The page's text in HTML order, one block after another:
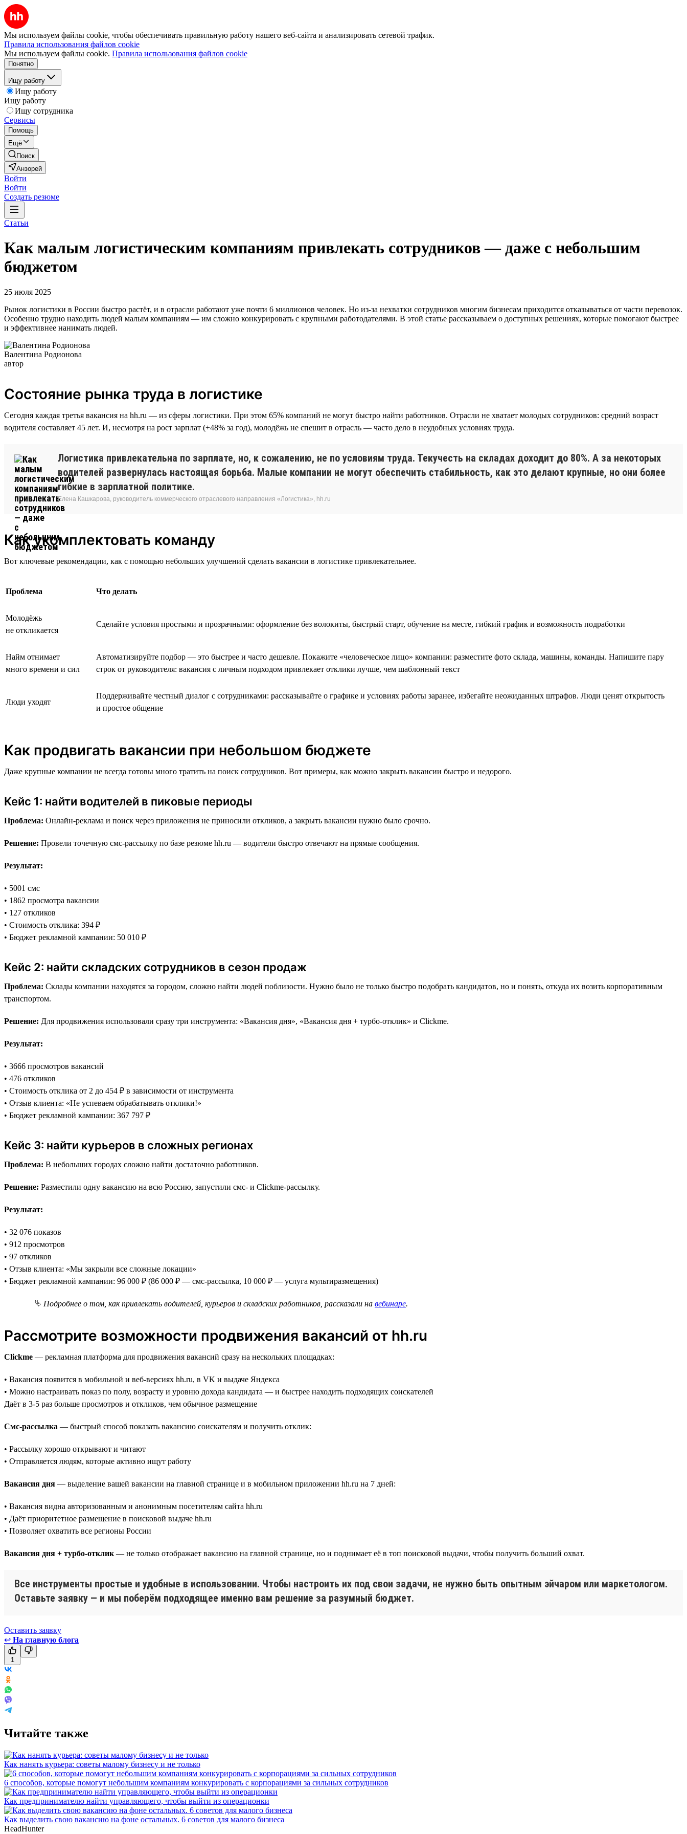
Мы используем файлы cookie, чтобы обеспечивать правильную работу нашего веб-сайта и анализировать сетевой трафик.
Правила использования файлов cookie
Мы используем файлы cookie. Правила использования файлов cookie
Понятно
Ищу работу
Ищу работу
Ищу работу
Ищу сотрудника
Сервисы
Помощь
Ещё
Поиск
Анзорей
Войти
Войти
Создать резюме
Статьи
Как малым логистическим компаниям привлекать сотрудников — даже с небольшим
бюджетом
25 июля 2025
Рынок логистики в России быстро растёт, и в отрасли работают уже почти 6 миллионов человек. Но из-за нехватки сотрудников многим бизнесам приходится отказываться от части перевозок.
Особенно трудно находить людей малым компаниям — им сложно конкурировать с крупными работодателями. В этой статье рассказываем о доступных решениях, которые помогают быстрее
и эффективнее нанимать людей.
Валентина Родионова
автор
Состояние рынка труда в логистике
Сегодня каждая третья вакансия на hh.ru — из сферы логистики. При этом 65% компаний не могут быстро найти работников. Отрасли не хватает молодых сотрудников: средний возраст
водителя составляет 45 лет. И, несмотря на рост зарплат (+48% за год), молодёжь не спешит в отрасль — часто дело в неудобных условиях труда.
Логистика привлекательна по зарплате, но, к сожалению, не по условиям труда. Текучесть на складах доходит до 80%. А за некоторых
водителей развернулась настоящая борьба. Малые компании не могут обеспечить стабильность, как это делают крупные, но они более
гибкие в зарплатной политике.
Елена Кашкарова, руководитель коммерческого отраслевого направления «Логистика», hh.ru
Как укомплектовать команду
Вот ключевые рекомендации, как с помощью небольших улучшений сделать вакансии в логистике привлекательнее.
Проблема Что делать
Молодёжь
не откликается
Сделайте условия простыми и прозрачными: оформление без волокиты, быстрый старт, обучение на месте, гибкий график и возможность подработки
Найм отнимает
много времени и сил
Автоматизируйте подбор — это быстрее и часто дешевле. Покажите «человеческое лицо» компании: разместите фото склада, машины, команды. Напишите пару
строк от руководителя: вакансия с личным подходом привлекает отклики лучше, чем шаблонный текст
Люди уходят
Поддерживайте честный диалог с сотрудниками: рассказывайте о графике и условиях работы заранее, избегайте неожиданных штрафов. Люди ценят открытость
и простое общение
Как продвигать вакансии при небольшом бюджете
Даже крупные компании не всегда готовы много тратить на поиск сотрудников. Вот примеры, как можно закрыть вакансии быстро и недорого.
Кейс 1: найти водителей в пиковые периоды
Проблема: Онлайн-реклама и поиск через приложения не приносили откликов, а закрыть вакансии нужно было срочно.
Решение: Провели точечную смс-рассылку по базе резюме hh.ru — водители быстро отвечают на прямые сообщения.
Результат:
• 5001 смс
• 1862 просмотра вакансии
• 127 откликов
• Стоимость отклика: 394 ₽
• Бюджет рекламной кампании: 50 010 ₽
Кейс 2: найти складских сотрудников в сезон продаж
Проблема: Склады компании находятся за городом, сложно найти людей поблизости. Нужно было не только быстро подобрать кандидатов, но и понять, откуда их возить корпоративным
транспортом.
Решение: Для продвижения использовали сразу три инструмента: «Вакансия дня», «Вакансия дня + турбо-отклик» и Clickme.
Результат:
• 3666 просмотров вакансий
• 476 откликов
• Стоимость отклика от 2 до 454 ₽ в зависимости от инструмента
• Отзыв клиента: «Не успеваем обрабатывать отклики!»
• Бюджет рекламной кампании: 367 797 ₽
Кейс 3: найти курьеров в сложных регионах
Проблема: В небольших городах сложно найти достаточно работников.
Решение: Разместили одну вакансию на всю Россию, запустили смс- и Clickme-рассылку.
Результат:
• 32 076 показов
• 912 просмотров
• 97 откликов
• Отзыв клиента: «Мы закрыли все сложные локации»
• Бюджет рекламной кампании: 96 000 ₽ (86 000 ₽ — смс-рассылка, 10 000 ₽ — услуга мультиразмещения)
⮱ Подробнее о том, как привлекать водителей, курьеров и складских работников, рассказали на вебинаре.
Рассмотрите возможности продвижения вакансий от hh.ru
Clickme — рекламная платформа для продвижения вакансий сразу на нескольких площадках:
• Вакансия появится в мобильной и веб-версиях hh.ru, в VK и выдаче Яндекса
• Можно настраивать показ по полу, возрасту и уровню дохода кандидата — и быстрее находить подходящих соискателей
Даёт в 3-5 раз больше просмотров и откликов, чем обычное размещение
Смс-рассылка — быстрый способ показать вакансию соискателям и получить отклик:
• Рассылку хорошо открывают и читают
• Отправляется людям, которые активно ищут работу
Вакансия дня — выделение вашей вакансии на главной странице и в мобильном приложении hh.ru на 7 дней:
• Вакансия видна авторизованным и анонимным посетителям сайта hh.ru
• Даёт приоритетное размещение в поисковой выдаче hh.ru
• Позволяет охватить все регионы России
Вакансия дня + турбо-отклик — не только отображает вакансию на главной странице, но и поднимает её в топ поисковой выдачи, чтобы получить больший охват.
Все инструменты простые и удобные в использовании. Чтобы настроить их под свои задачи, не нужно быть опытным эйчаром или маркетологом.
Оставьте заявку — и мы поберём подходящее именно вам решение за разумный бюджет.
Оставить заявку
↩ На главную блога
1
Читайте также
Как нанять курьера: советы малому бизнесу и не только
6 способов, которые помогут небольшим компаниям конкурировать с корпорациями за сильных сотрудников
Как предпринимателю найти управляющего, чтобы выйти из операционки
Как выделить свою вакансию на фоне остальных. 6 советов для малого бизнеса
HeadHunter